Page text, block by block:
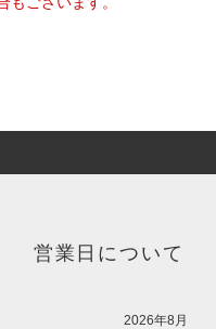
営業日について
2026年8月